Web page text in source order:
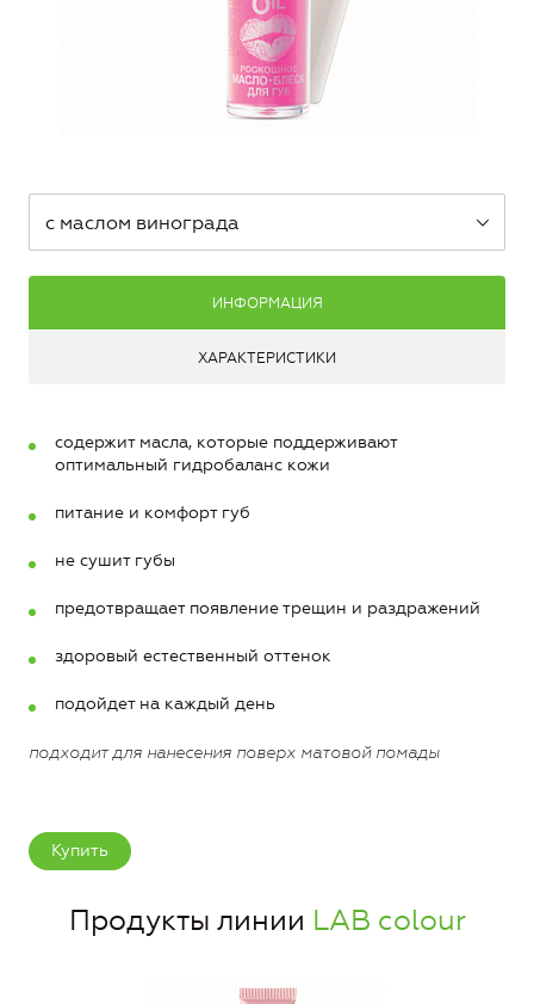
с маслом винограда
ИНФОРМАЦИЯ
ХАРАКТЕРИСТИКИ
содержит масла, которые поддерживают
оптимальный гидробаланс кожи
питание и комфорт губ
не сушит губы
предотвращает появление трещин и раздражений
здоровый естественный оттенок
подойдет на каждый день
подходит для нанесения поверх матовой помады
Купить
Продукты линии LAB colour